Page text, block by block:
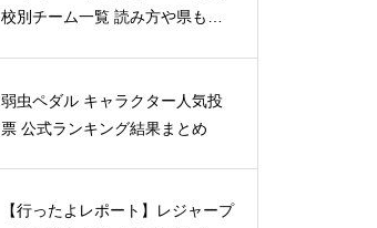
校別チーム一覧 読み方や県もま
弱虫ペダル キャラクター人気投
票 公式ランキング結果まとめ
【行ったよレポート】レジャープ